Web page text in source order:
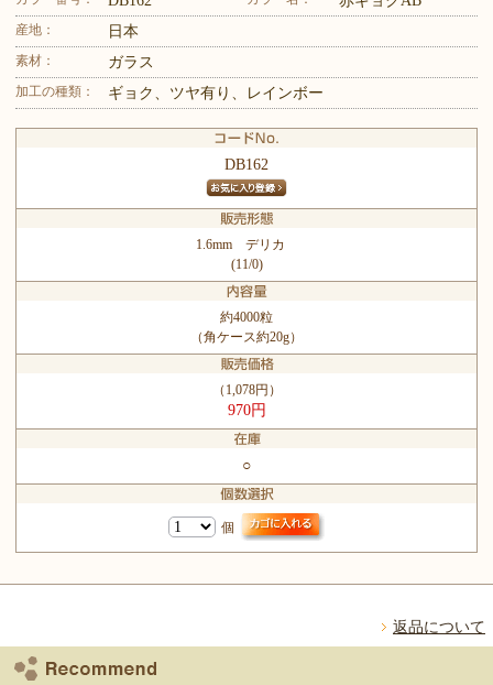
産地： 日本
素材： ガラス
加工の種類： ギョク、ツヤ有り、レインボー
DB162
1.6mm デリカ
(11/0)
約4000粒
（角ケース約20g）
（1,078円）
970円
○
個
返品について